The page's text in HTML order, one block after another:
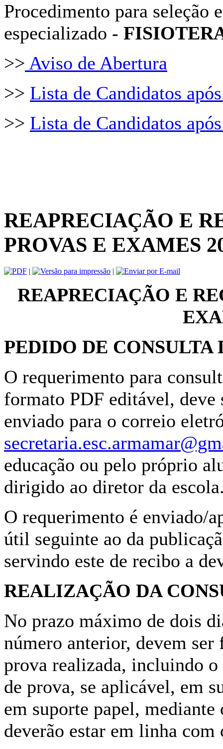
Procedimento para seleção
especializado -
>> Aviso de Abertura
>> Lista de Candidatos
>> Lista de Candidatos
REAPRECIAÇÃO E
PROVAS E EXAMES
| |
REAPRECIAÇÃO E
PEDIDO DE CONSULTA
O requerimento para
formato PDF editável, deve
enviado para o correio
educação ou pelo próprio
dirigido ao diretor da
O requerimento é enviado/
útil seguinte ao da
servindo este de recibo a
REALIZAÇÃO DA
No prazo máximo de dois
número anterior, devem ser
prova realizada, incluindo
de prova, se aplicável, em
em suporte papel, mediante
deverão estar em linha